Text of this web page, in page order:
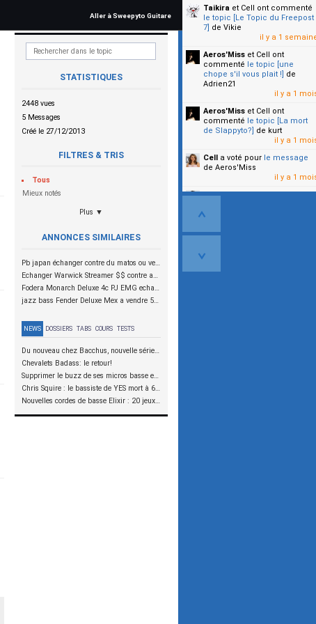
Aller à Sweepyto Guitare
STATISTIQUES
2448 vues
5 Messages
Créé le 27/12/2013
FILTRES & TRIS
Tous
Mieux notés
Plus ▼
ANNONCES SIMILAIRES
Pb japan échanger contre du matos ou vente à negocier
Echanger Warwick Streamer $$ contre autre WW allemande.
Fodera Monarch Deluxe 4c PJ EMG echanger contre même basse en Dual Coils
jazz bass Fender Deluxe Mex a vendre 550€ ou échanger contre Precision Bass
NEWS DOSSIERS TABS COURS TESTS
Du nouveau chez Bacchus, nouvelle série SCD
Chevalets Badass: le retour!
Supprimer le buzz de ses micros basse en reliant les aimants à la masse
Chris Squire : le bassiste de YES mort à 67 ans
Nouvelles cordes de basse Elixir : 20 jeux à tester !
Taikira et Cell ont commenté
le topic [Le Topic du Freepost
7] de Vikie
il y a 1
Aeros'Miss et Cell ont
commenté le topic [une
chope s'il vous plait !] de
Adrien21
il y a 1
Aeros'Miss et Cell ont
commenté le topic [La mort
de Slappyto?] de kurt
il y a 1
Cell a voté pour le message
de Aeros'Miss
il y a 1
Cella voté pourle message